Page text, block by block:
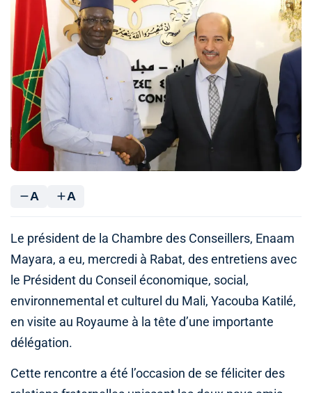
A A
Le président de la Chambre des Conseillers, Enaam
Mayara, a eu, mercredi à Rabat, des entretiens avec
le Président du Conseil économique, social,
environnemental et culturel du Mali, Yacouba Katilé,
en visite au Royaume à la tête d’une importante
délégation.
Cette rencontre a été l’occasion de se féliciter des